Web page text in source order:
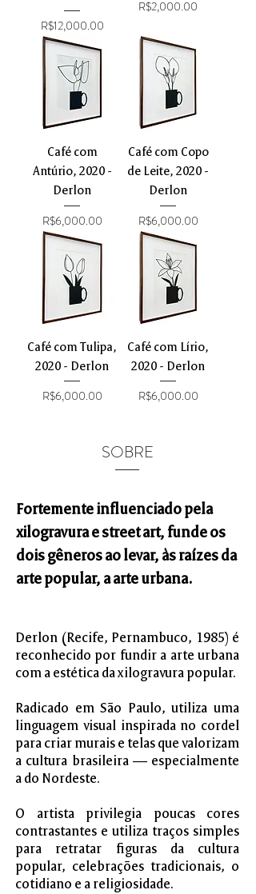
Price
R$12,000.00
Price
R$2,000.00
Café com
Antúrio, 2020 -
Derlon
Price
R$6,000.00
Café com Copo
de Leite, 2020 -
Derlon
Price
R$6,000.00
Café com Tulipa,
2020 - Derlon
Price
R$6,000.00
Café com Lírio,
2020 - Derlon
Price
R$6,000.00
SOBRE
Fortemente influenciado pela
xilogravura e street art, funde os
dois gêneros ao levar, às raízes da
arte popular, a arte urbana.
Derlon (Recife, Pernambuco, 1985) é
reconhecido por fundir a arte urbana
com a estética da xilogravura popular.
Radicado em São Paulo, utiliza uma
linguagem visual inspirada no cordel
para criar murais e telas que valorizam
a cultura brasileira — especialmente
a do Nordeste.
O artista privilegia poucas cores
contrastantes e utiliza traços simples
para retratar figuras da cultura
popular, celebrações tradicionais, o
cotidiano e a religiosidade.